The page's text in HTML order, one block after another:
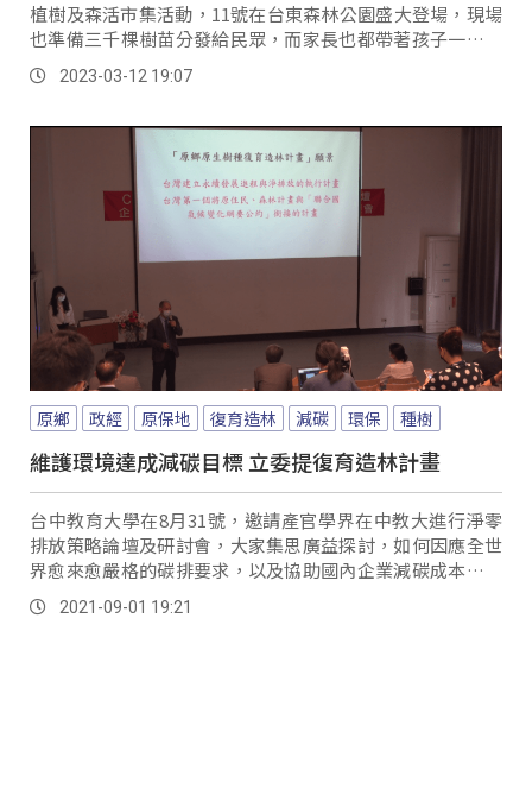
植樹及森活市集活動，11號在台東森林公園盛大登場，現場
也準備三千棵樹苗分發給民眾，而家長也都帶著孩子一起來
種樹，希望為綠化盡點心力。
2023-03-12 19:07
原鄉 政經 原保地 復育造林 減碳 環保 種樹
維護環境達成減碳目標 立委提復育造林計畫
台中教育大學在8月31號，邀請產官學界在中教大進行淨零
排放策略論壇及研討會，大家集思廣益探討，如何因應全世
界愈來愈嚴格的碳排要求，以及協助國內企業減碳成本，與
會的立法委員孔文吉就提出「原鄉原生樹種復育造林計
畫」，而這樣的倡議也獲得在場各界人士的支持。
2021-09-01 19:21